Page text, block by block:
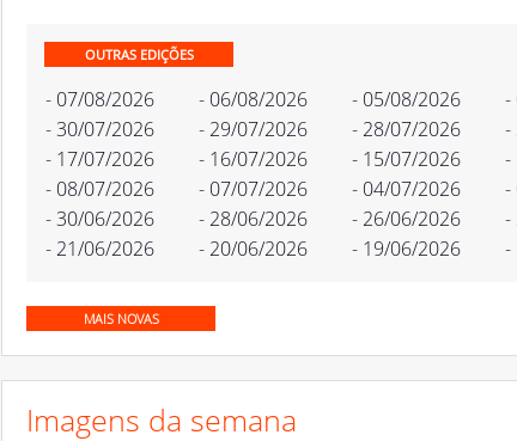
OUTRAS EDIÇÕES
- 07/08/2026 - 06/08/2026 - 05/08/2026 -
- 30/07/2026
- 29/07/2026 - 28/07/2026 -
- 17/07/2026
- 16/07/2026 - 15/07/2026 -
- 08/07/2026
- 07/07/2026 - 04/07/2026 -
- 30/06/2026
- 28/06/2026 - 26/06/2026 -
- 21/06/2026
- 20/06/2026 - 19/06/2026 -
MAIS NOVAS
Imagens da semana